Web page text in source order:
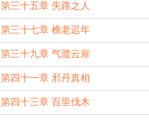
第三十五章 失路之人
第三十七章 樵老迟年
第三十九章 气渡云扉
第四十一章 邪丹真相
第四十三章 百里伐木